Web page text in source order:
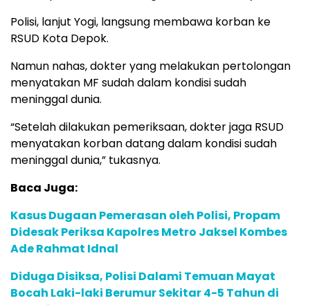
Polisi, lanjut Yogi, langsung membawa korban ke
RSUD Kota Depok.
Namun nahas, dokter yang melakukan pertolongan
menyatakan MF sudah dalam kondisi sudah
meninggal dunia.
“Setelah dilakukan pemeriksaan, dokter jaga RSUD
menyatakan korban datang dalam kondisi sudah
meninggal dunia,” tukasnya.
Baca Juga:
Kasus Dugaan Pemerasan oleh Polisi, Propam
Didesak Periksa Kapolres Metro Jaksel Kombes
Ade Rahmat Idnal
Diduga Disiksa, Polisi Dalami Temuan Mayat
Bocah Laki-laki Berumur Sekitar 4-5 Tahun di